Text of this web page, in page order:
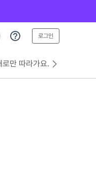
로그인
로만 따라가요.